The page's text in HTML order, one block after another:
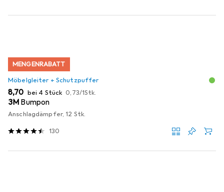
MENGENRABATT
Möbelgleiter + Schutzpuffer
EUR
8,70 bei 4 Stück EUR
0,73/1Stk.
3M Bumpon
Anschlagdämpfer, 12 Stk.
130